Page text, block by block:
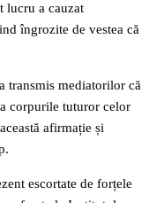
lucru a cauzat
îngrozite de vestea că
transmis mediatorilor că
corpurile tuturor celor
afirmație și
escortate de forțele